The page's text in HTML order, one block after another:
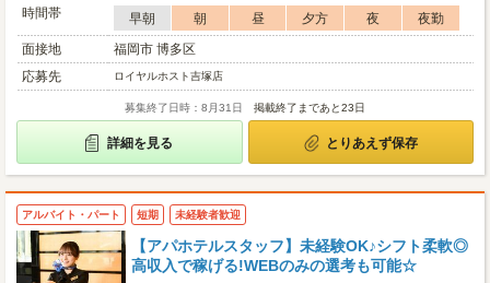
時間帯 早朝 朝 昼 夕方 夜
夜勤
面接地
福岡市 博多区
応募先
ロイヤルホスト吉塚店
募集終了日時：8月31日 掲載終了まであと23日
詳細を見る とりあえず保存
アルバイト・パート 短期 未経験者歓迎
【アパホテルスタッフ】未経験OK♪シフト柔軟◎
高収入で稼げる!WEBのみの選考も可能☆